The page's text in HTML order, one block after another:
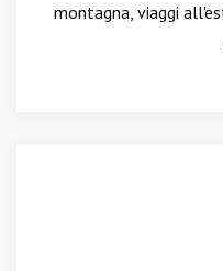
montagna, viaggi